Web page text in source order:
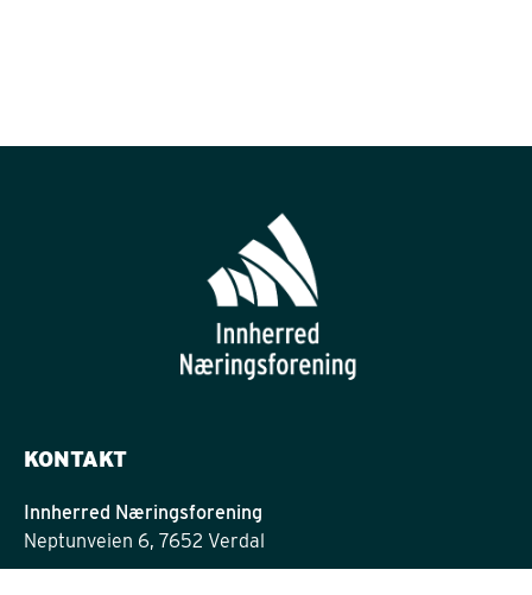
KONTAKT
Innherred Næringsforening
Neptunveien 6, 7652 Verdal